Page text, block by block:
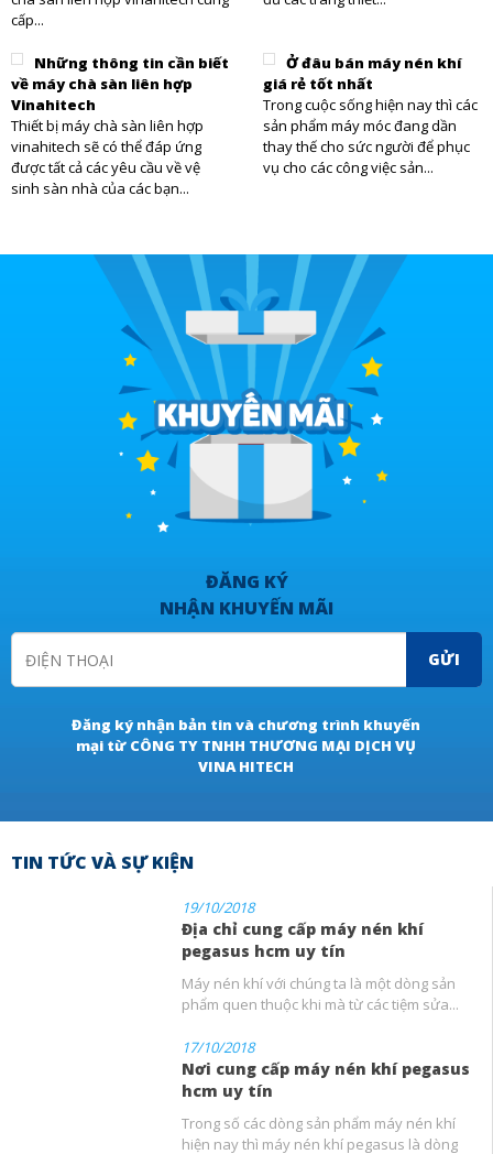
cấp...
Những thông tin cần biết
về máy chà sàn liên hợp
Vinahitech
Thiết bị máy chà sàn liên hợp
vinahitech sẽ có thể đáp ứng
được tất cả các yêu cầu về vệ
sinh sàn nhà của các bạn...
Ở đâu bán máy nén khí
giá rẻ tốt nhất
Trong cuộc sống hiện nay thì các
sản phẩm máy móc đang dần
thay thế cho sức người để phục
vụ cho các công việc sản...
ĐĂNG KÝ
NHẬN KHUYẾN MÃI
GỬI
Đăng ký nhận bản tin và chương trình khuyến
mại từ CÔNG TY TNHH THƯƠNG MẠI DỊCH VỤ
VINA HITECH
TIN TỨC VÀ SỰ KIỆN
19/10/2018
Địa chỉ cung cấp máy nén khí
pegasus hcm uy tín
Máy nén khí với chúng ta là một dòng sản
phẩm quen thuộc khi mà từ các tiệm sửa...
17/10/2018
Nơi cung cấp máy nén khí pegasus
hcm uy tín
Trong số các dòng sản phẩm máy nén khí
hiện nay thì máy nén khí pegasus là dòng